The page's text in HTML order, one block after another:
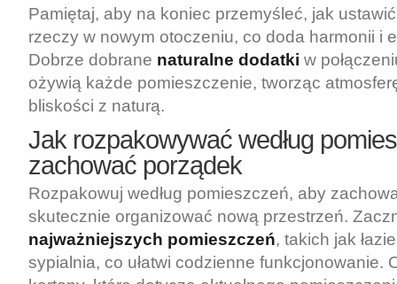
Pamiętaj, aby na koniec przemyśleć, jak
rzeczy w nowym otoczeniu, co doda harmonii i
Dobrze dobrane naturalne dodatki w
ożywią każde pomieszczenie, tworząc
bliskości z naturą.
Jak rozpakowywać według
zachować porządek
Rozpakowuj według pomieszczeń, aby
skutecznie organizować nową przestrzeń.
najważniejszych pomieszczeń, takich jak
sypialnia, co ułatwi codzienne funkcjonowanie.